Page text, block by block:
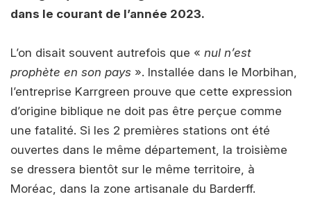
dans le courant de l’année 2023.
L’on disait souvent autrefois que « nul n’est
prophète en son pays ». Installée dans le Morbihan,
l’entreprise Karrgreen prouve que cette expression
d’origine biblique ne doit pas être perçue comme
une fatalité. Si les 2 premières stations ont été
ouvertes dans le même département, la troisième
se dressera bientôt sur le même territoire, à
Moréac, dans la zone artisanale du Barderff.